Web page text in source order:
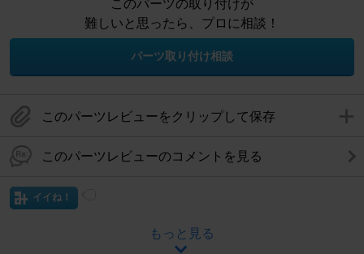
このパーツの取り付けが
難しいと思ったら、プロに相談！
パーツ取り付け相談
このパーツレビューをクリップして保存
このパーツレビューのコメントを見る
イイね！
もっと見る